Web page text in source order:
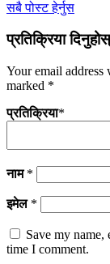
सबै पोस्ट हेर्नुस
प्रतिक्रिया दिनुहोस्
Your email
marked *
प्रतिक्रिया*
नाम *
इमेल *
Save my
time I comment.